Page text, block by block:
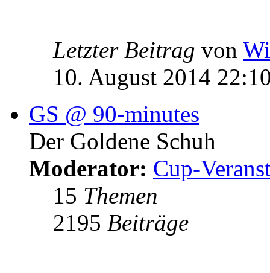
Letzter Beitrag von
10. August 2014
GS @ 90-minutes
Der Goldene Schuh
Moderator: Cup-
15 Themen
2195 Beiträge